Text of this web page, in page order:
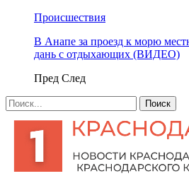
Происшествия
В Анапе за проезд к морю
дань с отдыхающих (ВИДЕО)
Пред След